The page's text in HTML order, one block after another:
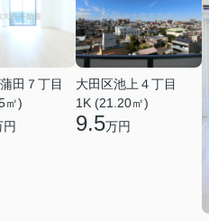
田７丁目
㎡)
円
大田区池上４丁目
1K (21.20㎡)
9.5万円